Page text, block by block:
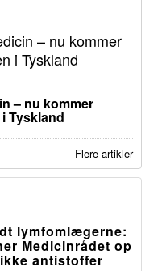
– nu kommer
Tyskland
Flere artikler
lymfomlægerne:
Medicinrådet op
antistoffer